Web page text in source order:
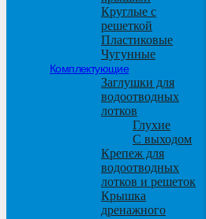
Круглые с
решеткой
Пластиковые
Чугунные
Комплектующие
Заглушки для
водоотводных
лотков
Глухие
С выходом
Крепеж для
водоотводных
лотков и решеток
Крышка
дренажного